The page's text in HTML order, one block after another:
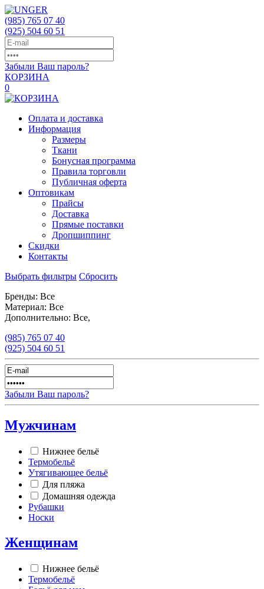
(985) 765 07 40
(925) 504 60 51
Забыли Ваш пароль?
КОРЗИНА
0
Оплата и доставка
Информация
Размеры
Ткани
Бонусная программа
Правила торговли
Публичная оферта
Оптовикам
Прайсы
Доставка
Прямые поставки
Дропшиппинг
Скидки
Контакты
Выбрать фильтры Сбросить
Бренды: Все
Материал: Все
Дополнительно: Все,
(985) 765 07 40
(925) 504 60 51
Забыли Ваш пароль?
Мужчинам
Нижнее бельё
Термобельё
Утягивающее бельё
Для пляжа
Домашняя одежда
Рубашки
Носки
Женщинам
Нижнее бельё
Термобельё